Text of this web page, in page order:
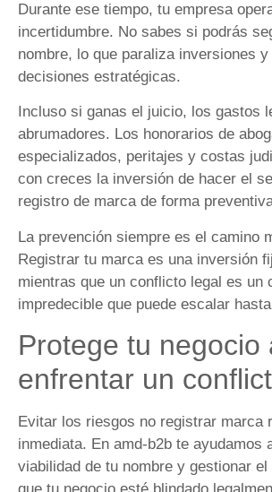
Durante ese tiempo, tu empresa
incertidumbre. No sabes si podrás
nombre, lo que paraliza inversiones
decisiones estratégicas.
Incluso si ganas el juicio, los gastos
abrumadores. Los honorarios de
especializados, peritajes y costas
con creces la inversión de hacer el
registro de marca de forma
La prevención siempre es el camino
Registrar tu marca es una inversión
mientras que un conflicto legal es un
impredecible que puede escalar
Protege tu negocio
enfrentar un
Evitar los riesgos no registrar marca
inmediata. En amd-b2b te ayudamos
viabilidad de tu nombre y gestionar